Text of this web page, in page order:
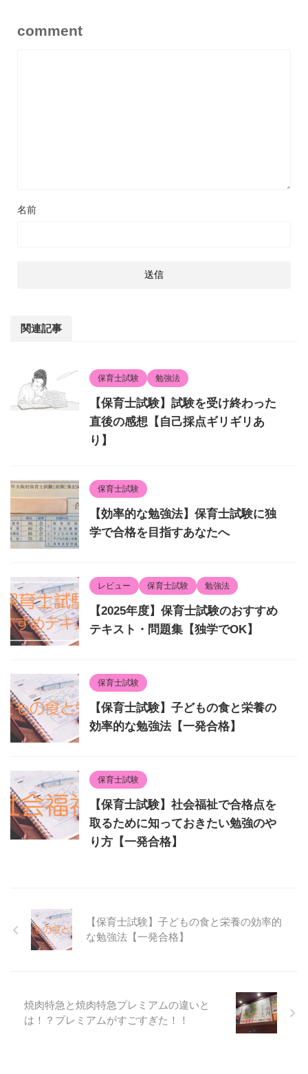
comment
名前
関連記事
保育士試験 勉強法
【保育士試験】試験を受け終わった
直後の感想【自己採点ギリギリあ
り】
保育士試験
【効率的な勉強法】保育士試験に独
学で合格を目指すあなたへ
レビュー 保育士試験 勉強法
【2025年度】保育士試験のおすすめ
テキスト・問題集【独学でOK】
保育士試験
【保育士試験】子どもの食と栄養の
効率的な勉強法【一発合格】
保育士試験
【保育士試験】社会福祉で合格点を
取るために知っておきたい勉強のや
り方【一発合格】
【保育士試験】子どもの食と栄養の効率的
な勉強法【一発合格】
焼肉特急と焼肉特急プレミアムの違いと
は！？プレミアムがすごすぎた！！